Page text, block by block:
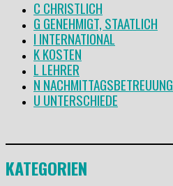
C CHRISTLICH
G GENEHMIGT, STAATLICH
I INTERNATIONAL
K KOSTEN
L LEHRER
N NACHMITTAGSBETREUUNG
U UNTERSCHIEDE
KATEGORIEN